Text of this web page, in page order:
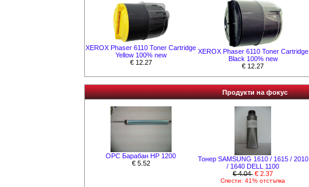
XEROX Phaser 6110 Toner Cartridge
Yellow 100% new
€ 12.27
XEROX Phaser 6110 Toner Cartridge
Black 100% new
€ 12.27
Продукти на фокус
OPC Барабан HP 1200
€ 5.52
Тонер SAMSUNG 1610 / 1615 / 2010
/ 1640 DELL 1100
€ 4.04 € 2.37
Спести: 41% отстъпка